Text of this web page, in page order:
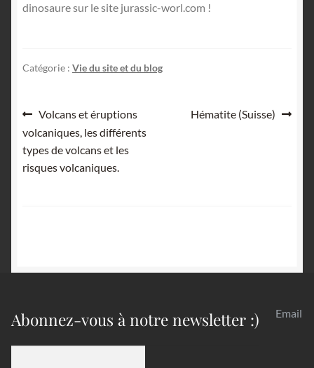
dinosaure sur le site jurassic-worl.com !
Catégorie : Vie du site et du blog
Navigation
de
l’article
Article
précédent :
Volcans et éruptions
volcaniques, les différents
types de volcans et les
risques volcaniques.
Article
Hématite (Suisse)
Abonnez-vous à notre newsletter :) Email